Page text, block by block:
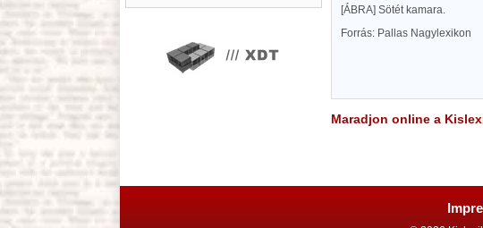
[ÁBRA] Sötét kamara.
Forrás: Pallas Nagylexikon
Maradjon online a